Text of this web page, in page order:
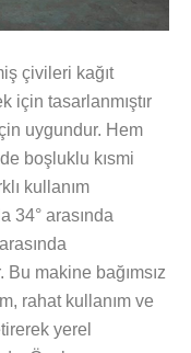
çivileri kağıt
için tasarlanmıştır
uygundur. Hem
boşluklu kısmi
kullanım
34° arasında
makine bağımsız
rahat kullanım ve
yerel